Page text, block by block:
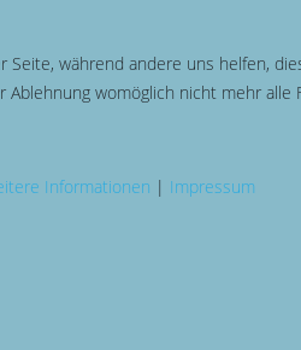
während andere uns helfen,
womöglich nicht mehr
Informationen | Impressum